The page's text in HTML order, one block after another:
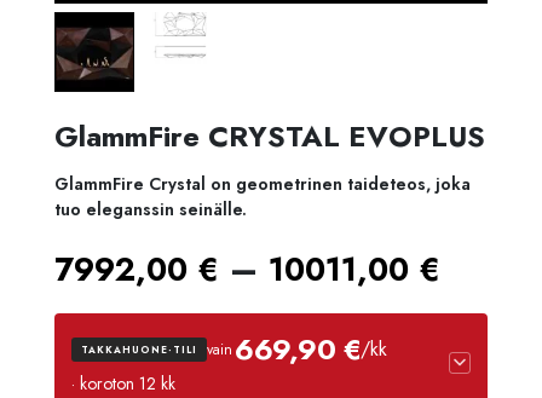
GlammFire CRYSTAL EVOPLUS
GlammFire Crystal on geometrinen taideteos, joka
tuo eleganssin seinälle.
7992,00 € – 10011,00 €
TAKKAHUONE-TILI vain 669,90 €/kk
· koroton 12 kk